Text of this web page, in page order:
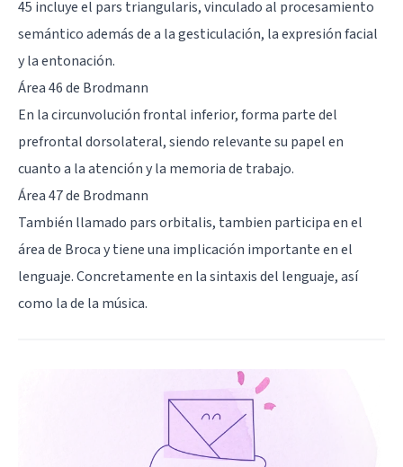
45 incluye el pars triangularis, vinculado al procesamiento
semántico además de a la gesticulación, la expresión facial
y la entonación.
Área 46 de Brodmann
En la circunvolución frontal inferior, forma parte del
prefrontal dorsolateral, siendo relevante su papel en
cuanto a la atención y la memoria de trabajo.
Área 47 de Brodmann
También llamado pars orbitalis, tambien participa en el
área de Broca y tiene una implicación importante en el
lenguaje. Concretamente en la sintaxis del lenguaje, así
como la de la música.